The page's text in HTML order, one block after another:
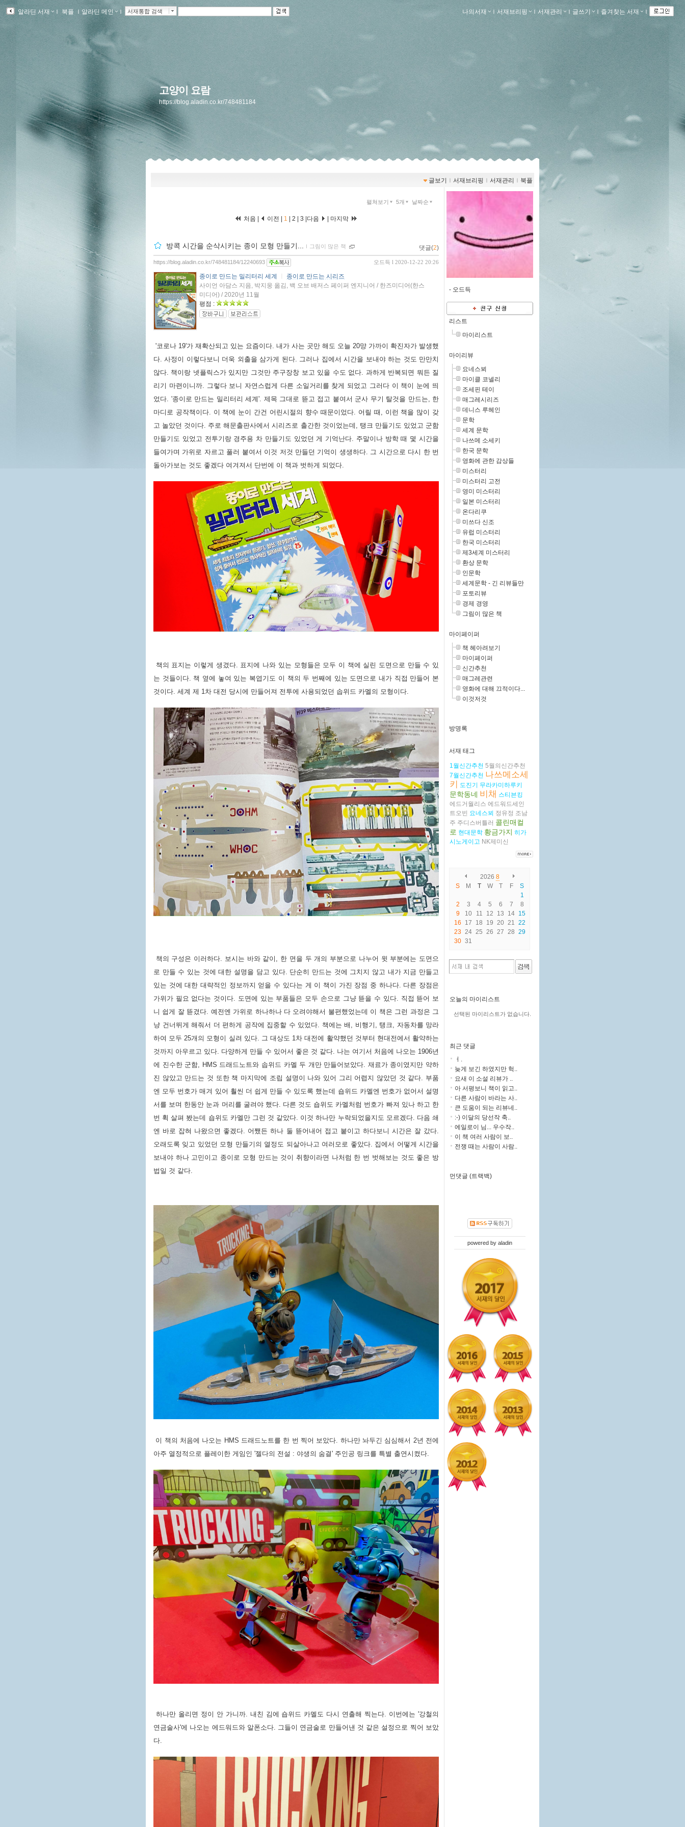
알라딘 서재 ｌ 북플 ｌ 알라딘 메인 ｌ 서재통합 검색 나의서재 ｌ 서재브리핑 ｌ 서재관리 ｌ 글쓰기 ｌ 즐겨찾는 서재 ｌ
고양이 요람
https://blog.aladin.co.kr/748481184
글보기 ｌ 서재브리핑 ｌ 서재관리 ｌ 북플
- 오드득
리스트
마이리스트
마이리뷰
요네스뵈
마이클 코넬리
조세핀 테이
매그레시리즈
데니스 루헤인
문학
세계 문학
나쓰메 소세키
한국 문학
영화에 관한 감상들
미스터리
미스터리 고전
영미 미스터리
일본 미스터리
온다리쿠
미쓰다 신조
유럽 미스터리
한국 미스터리
제3세계 미스터리
환상 문학
인문학
세계문학 - 긴 리뷰들만
포토리뷰
경제 경영
그림이 많은 책
마이페이퍼
책 헤아려보기
마이페이퍼
신간추천
매그레관련
영화에 대해 끄적이다...
이것저것
방명록
서재 태그
1월신간추천 5월의신간추천
7월신간추천 나쓰메소세
키 도진기 무라카미하루키
문학동네 비채 스티븐킹
에드거월리스 에드워드세인
트오빈 요네스뵈 정유정 조남
주 주디스버틀러 콜린매컬
로 현대문학 황금가지 히가
시노게이고 NK제미신
2026 8
S
M T W T F
S
1
2
3 4 5 6 7
8
9
10 11 12 13 14 15
16
17 18 19 20 21 22
23 24 25 26 27 28 29
30 31
오늘의 마이리스트
선택된 마이리스트가 없습니다.
최근 댓글
ㅓ.
늦게 보긴 하였지만 헉..
요새 이 소설 리뷰가 ..
아 서평보니 책이 읽고..
다른 사람이 바라는 사..
큰 도움이 되는 리뷰네..
:-) 이달의 당선작 축..
에일로이 님... 우수작..
이 책 여러 사람이 보..
전쟁 때는 사람이 사람..
먼댓글 (트랙백)
powered by aladin
펼쳐보기 5개 날짜순
처음 | 이전 | 1 2 3 다음 마지막
방콕 시간을 순삭시키는 종이 모형 만들기... ｌ 그림이 많은 책 댓글(2)
오드득 l 2020-12-22 20:26
https://blog.aladin.co.kr/748481184/12240693
종이로 만드는 밀리터리 세계
종이로 만드는 시리즈
사이언 아담스 지음, 박지웅 옮김, 백 오브 배저스 페이퍼 엔지니어 / 한즈미디어(한스
미디어) / 2020년 11월
평점 :
'코로나 19'가 재확산되고 있는 요즘이다. 내가 사는 곳만 해도 오늘 20먕 가까이 확진자가 발생했
다. 사정이 이렇다보니 더욱 외출을 삼가게 된다. 그러나 집에서 시간을 보내야 하는 것도 만만치
않다. 책이랑 넷플릭스가 있지만 그것만 주구장창 보고 있을 수도 없다. 과하게 반복되면 뭐든 질
리기 마련이니까. 그렇다 보니 자연스럽게 다른 소일거리를 찾게 되었고 그러다 이 책이 눈에 띄
었다. '종이로 만드는 밀리터리 세계'. 제목 그대로 뜯고 접고 붙여서 군사 무기 탈것을 만드는, 한
마디로 공작책이다. 이 책에 눈이 간건 어린시절의 향수 때문이었다. 어릴 때, 이런 책을 많이 갖
고 놀았던 것이다. 주로 해문출판사에서 시리즈로 출간한 것이었는데, 탱크 만들기도 있었고 군함
만들기도 있었고 전투기랑 경주용 차 만들기도 있었던 게 기억난다. 주말이나 방학 때 몇 시간을
들여가며 가위로 자르고 풀러 붙여서 이것 저것 만들던 기억이 생생하다. 그 시간으로 다시 한 번
돌아가보는 것도 좋겠다 여겨져서 단번에 이 책과 벗하게 되었다.
책의 표지는 이렇게 생겼다. 표지에 나와 있는 모형들은 모두 이 책에 실린 도면으로 만들 수 있
는 것들이다. 책 옆에 놓여 있는 복엽기도 이 책의 두 번째에 있는 도면으로 내가 직접 만들어 본
것이다. 세계 제 1차 대전 당시에 만들어져 전투에 사용되었던 솝위드 카멜의 모형이다.
책의 구성은 이러하다. 보시는 바와 같이, 한 면을 두 개의 부분으로 나누어 윗 부분에는 도면으
로 만들 수 있는 것에 대한 설명을 담고 있다. 단순히 만드는 것에 그치지 않고 내가 지금 만들고
있는 것에 대한 대략적인 정보까지 얻을 수 있다는 게 이 책이 가진 장점 중 하나다. 다른 장점은
가위가 필요 없다는 것이다. 도면에 있는 부품들은 모두 손으로 그냥 뜯을 수 있다. 직접 뜯어 보
니 쉽게 잘 뜯겼다. 예전엔 가위로 하나하나 다 오려야해서 불편했었는데 이 책은 그런 과정은 그
냥 건너뛰게 해줘서 더 편하게 공작에 집중할 수 있었다. 책에는 배, 비행기, 탱크, 자동차를 망라
하여 모두 25개의 모형이 실려 있다. 그 대상도 1차 대전에 활약했던 것부터 현대전에서 활약하는
것까지 아우르고 있다. 다양하게 만들 수 있어서 좋은 것 같다. 나는 여기서 처음에 나오는 1906년
에 진수한 군함, HMS 드래드노트와 솝위드 카멜 두 개만 만들어보았다. 재료가 종이였지만 약하
진 않았고 만드는 것 또한 책 마지막에 조립 설명이 나와 있어 그리 어렵지 않았던 것 같다. 부품
엔 모두 번호가 매겨 있어 훨씬 더 쉽게 만들 수 있도록 했는데 숍위드 카멜엔 번호가 없어서 설명
서를 보며 한동안 눈과 머리를 굴려야 했다. 다른 것도 숍위도 카멜처럼 번호가 빠져 있나 하고 한
번 휙 살펴 봤는데 숍위도 카멜만 그런 것 같았다. 이것 하나만 누락되었을지도 모르겠다. 다음 쇄
엔 바로 잡혀 나왔으면 좋겠다. 어쨌든 하나 둘 뜯어내어 접고 붙이고 하다보니 시간은 잘 갔다.
오래도록 잊고 있었던 모형 만들기의 열정도 되살아나고 여러모로 좋았다. 집에서 어떻게 시간을
보내야 하나 고민이고 종이로 모형 만드는 것이 취향이라면 나처럼 한 번 벗해보는 것도 좋은 방
법일 것 같다.
이 책의 처음에 나오는 HMS 드래드노트를 한 번 찍어 보았다. 하나만 놔두긴 심심해서 2년 전에
아주 열정적으로 플레이한 게임인 '젤다의 전설 : 야생의 숨결' 주인공 링크를 특별 출연시켰다.
하나만 올리면 정이 안 가니까. 내친 김에 숍위드 카멜도 다시 연출해 찍는다. 이번에는 '강철의
연금술사'에 나오는 에드워드와 알폰소다. 그들이 연금술로 만들어낸 것 같은 설정으로 찍어 보았
다.